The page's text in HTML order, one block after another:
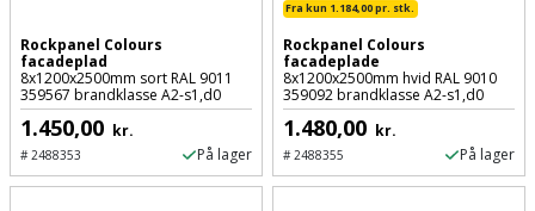
murfolie
Mursten
Plastlister
Lærlingesæt
Landmålerstok
Løfteudstyr
Fedtsprøjte
Flamingoskærer
Flisevibrator
Gavekort
Grill
Gummibåd
Rockpanel Colours
facadeplad
8x1200x2500mm sort RAL 9011
359567 brandklasse A2-s1,d0
1.450,00 kr.
#2488353 På lager
Fra kun 1.184,00 pr. stk.
Rockpanel Colours
facadeplade
8x1200x2500mm hvid RAL 9010
359092 brandklasse A2-s1,d0
1.480,00 kr.
#2488355 På lager